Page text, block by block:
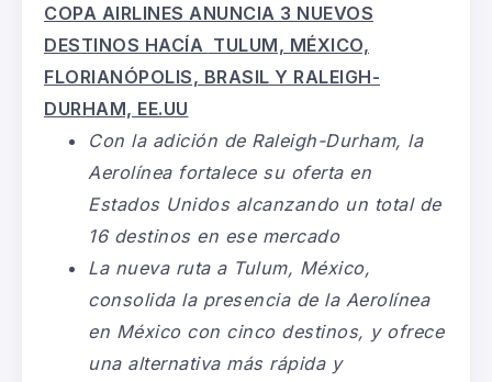
COPA AIRLINES ANUNCIA 3 NUEVOS
DESTINOS HACÍA TULUM, MÉXICO,
FLORIANÓPOLIS, BRASIL Y RALEIGH-
DURHAM, EE.UU
Con la adición de Raleigh-Durham, la
Aerolínea fortalece su oferta en
Estados Unidos alcanzando un total de
16 destinos en ese mercado
La nueva ruta a Tulum, México,
consolida la presencia de la Aerolínea
en México con cinco destinos, y ofrece
una alternativa más rápida y